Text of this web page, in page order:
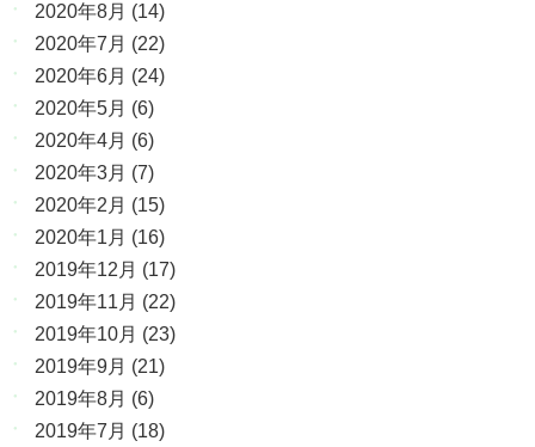
2020年8月 (14)
2020年7月 (22)
2020年6月 (24)
2020年5月 (6)
2020年4月 (6)
2020年3月 (7)
2020年2月 (15)
2020年1月 (16)
2019年12月 (17)
2019年11月 (22)
2019年10月 (23)
2019年9月 (21)
2019年8月 (6)
2019年7月 (18)